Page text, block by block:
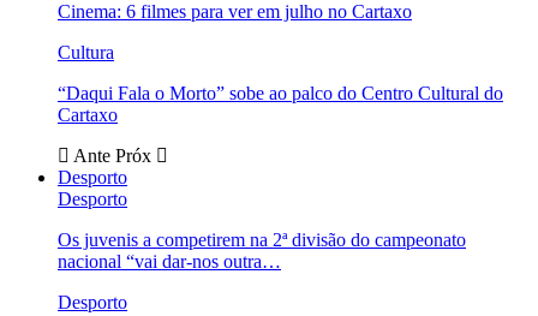
Cinema: 6 filmes para ver em julho no Cartaxo
Cultura
“Daqui Fala o Morto” sobe ao palco do Centro Cultural do
Cartaxo
Ante Próx
Desporto
Desporto
Os juvenis a competirem na 2ª divisão do campeonato
nacional “vai dar-nos outra…
Desporto